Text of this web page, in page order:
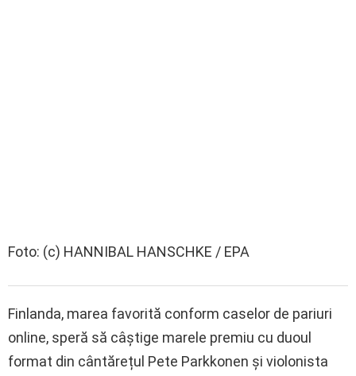
Foto: (c) HANNIBAL HANSCHKE / EPA
Finlanda, marea favorită conform caselor de pariuri
online, speră să câștige marele premiu cu duoul
format din cântărețul Pete Parkkonen și violonista